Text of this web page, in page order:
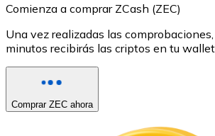
Comienza a comprar ZCash (ZEC)
Una vez realizadas las
minutos recibirás las criptos en tu
Comprar ZEC ahora